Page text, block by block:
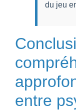
du jeu
entre